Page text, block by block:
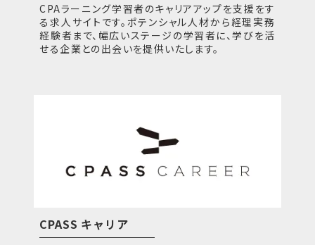
CPAラーニング学習者のキャリアアップを支援をす
る求人サイトです。ポテンシャル人材から経理実務
経験者まで、幅広いステージの学習者に、学びを活
せる企業との出会いを提供いたします。
CPASS キャリア